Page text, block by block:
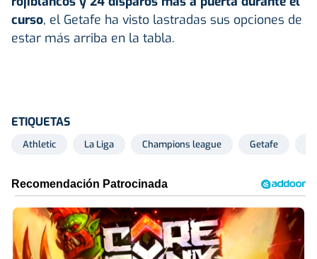
curso, el Getafe ha visto lastradas sus opciones de
estar más arriba en la tabla.
ETIQUETAS
Athletic La Liga Champions league Getafe